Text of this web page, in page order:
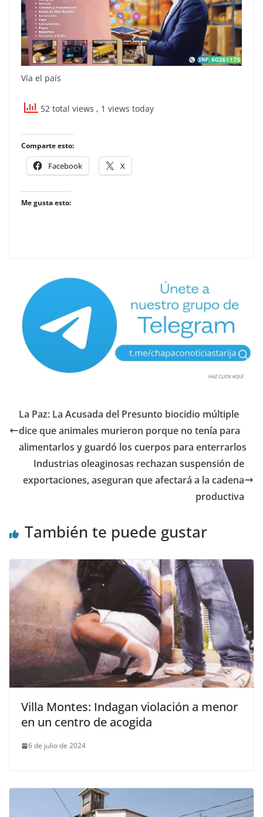
Vía el país
52 total views , 1 views today
Comparte esto:
Facebook X
Me gusta esto:
La Paz: La Acusada del Presunto biocidio múltiple
dice que animales murieron porque no tenía para
alimentarlos y guardó los cuerpos para enterrarlos
Industrias oleaginosas rechazan suspensión de
exportaciones, aseguran que afectará a la cadena
productiva
También te puede gustar
Villa Montes: Indagan violación a menor
en un centro de acogida
6 de julio de 2024